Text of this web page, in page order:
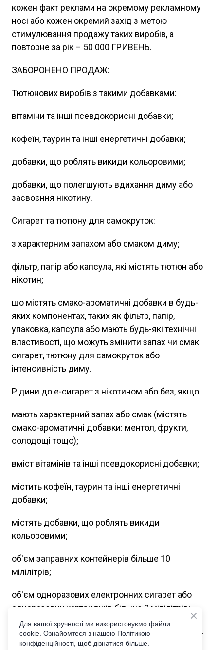
кожен факт реклами на окремому рекламному
носі або кожен окремий захід з метою
стимулювання продажу таких виробів, а
повторне за рік – 50 000 ГРИВЕНЬ.
ЗАБОРОНЕНО ПРОДАЖ:
Тютюнових виробів з такими добавками:
вітаміни та інші псевдокорисні добавки;
кофеїн, таурин та інші енергетичні добавки;
добавки, що роблять викиди кольоровими;
добавки, що полегшують вдихання диму або
засвоєння нікотину.
Сигарет та тютюну для самокруток:
з характерним запахом або смаком диму;
фільтр, папір або капсула, які містять тютюн або
нікотин;
що містять смако-ароматичні добавки в будь-
яких компонентах, таких як фільтр, папір,
упаковка, капсула або мають будь-які технічні
властивості, що можуть змінити запах чи смак
сигарет, тютюну для самокруток або
інтенсивність диму.
Рідини до е-сигарет з нікотином або без, якщо:
мають характерний запах або смак (містять
смако-ароматичні добавки: ментол, фрукти,
солодощі тощо);
вміст вітамінів та інші псевдокорисні добавки;
містить кофеїн, таурин та інші енергетичні
добавки;
містять добавки, що роблять викиди
кольоровими;
об'єм заправних контейнерів більше 10
мілілітрів;
об'єм одноразових електронних сигарет або
одноразових картриджів більше 2 мілілітрів;
вміст нікотину більше 20 міліграмів в 1 мілілітрі.
Для вашої зручності ми використовуємо файли
cookie. Ознайомтеся з нашою Політикою
конфіденційності, щоб дізнатися більше.